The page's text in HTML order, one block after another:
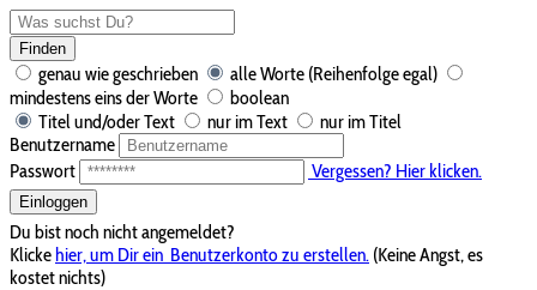
Finden
genau wie geschrieben
alle Worte (Reihenfolge egal)
mindestens eins der Worte
boolean
Titel und/oder Text
nur im Text
nur im Titel
Benutzername
Passwort
Vergessen? Hier klicken.
Einloggen
Du bist noch nicht angemeldet?
Klickehier, um Dir ein Benutzerkonto zu erstellen. (Keine Angst, es
kostet nichts)